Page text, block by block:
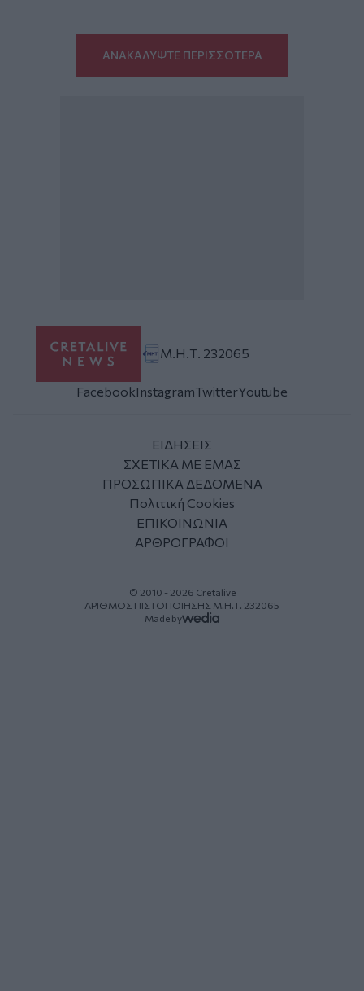
ΑΝΑΚΑΛΥΨΤΕ ΠΕΡΙΣΣΟΤΕΡΑ
Μ.Η.Τ. 232065
FacebookInstagramTwitterYoutube
ΕΙΔΗΣΕΙΣ
ΣΧΕΤΙΚΑ ΜΕ ΕΜΑΣ
ΠΡΟΣΩΠΙΚΑ ΔΕΔΟΜΕΝΑ
Πολιτική Cookies
ΕΠΙΚΟΙΝΩΝΙΑ
ΑΡΘΡΟΓΡΑΦΟΙ
© 2010 - 2026 Cretalive
ΑΡΙΘΜΟΣ ΠΙΣΤΟΠΟΙΗΣΗΣ Μ.Η.Τ. 232065
Made by